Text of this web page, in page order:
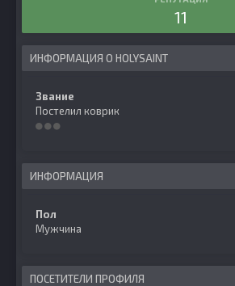
11
ИНФОРМАЦИЯ О HOLYSAINT
Звание
Постелил коврик
ИНФОРМАЦИЯ
Пол
Мужчина
ПОСЕТИТЕЛИ ПРОФИЛЯ